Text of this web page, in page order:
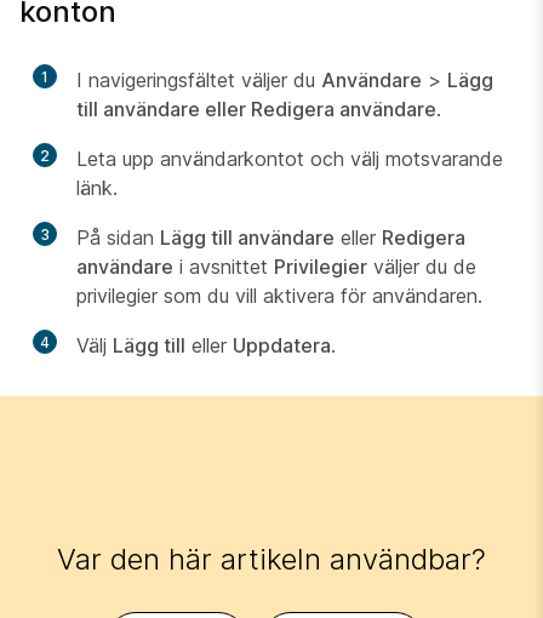
konton
1 I navigeringsfältet väljer du Användare > Lägg
till användare eller Redigera användare.
2
Leta upp användarkontot och välj motsvarande
länk.
3 På sidan Lägg till användare eller Redigera
användare i avsnittet Privilegier väljer du de
privilegier som du vill aktivera för användaren.
4 Välj Lägg till eller Uppdatera.
Var den här artikeln användbar?